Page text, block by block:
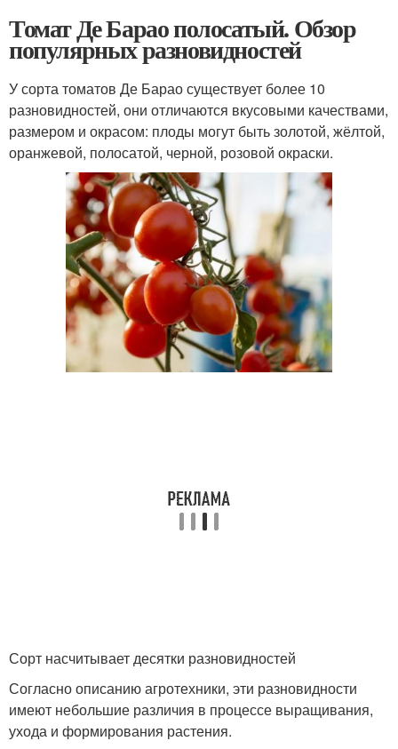
Томат Де Барао полосатый. Обзор
популярных разновидностей
У сорта томатов Де Барао существует более 10
разновидностей, они отличаются вкусовыми качествами,
размером и окрасом: плоды могут быть золотой, жёлтой,
оранжевой, полосатой, черной, розовой окраски.
Сорт насчитывает десятки разновидностей
Согласно описанию агротехники, эти разновидности
имеют небольшие различия в процессе выращивания,
ухода и формирования растения.